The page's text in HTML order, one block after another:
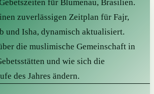
für Blumenau, Brasilien.
zuverlässigen Zeitplan für Fajr,
und Isha, dynamisch aktualisiert.
die muslimische Gemeinschaft in
und wie sich die
des Jahres ändern.